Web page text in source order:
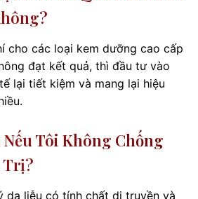
cho các loại kem dưỡng cao cấp
đạt kết quả, thì đầu tư vào
lại tiết kiệm và mang lại hiệu
Tôi Không Chống
Trị?
da liễu có tính chất di truyền và